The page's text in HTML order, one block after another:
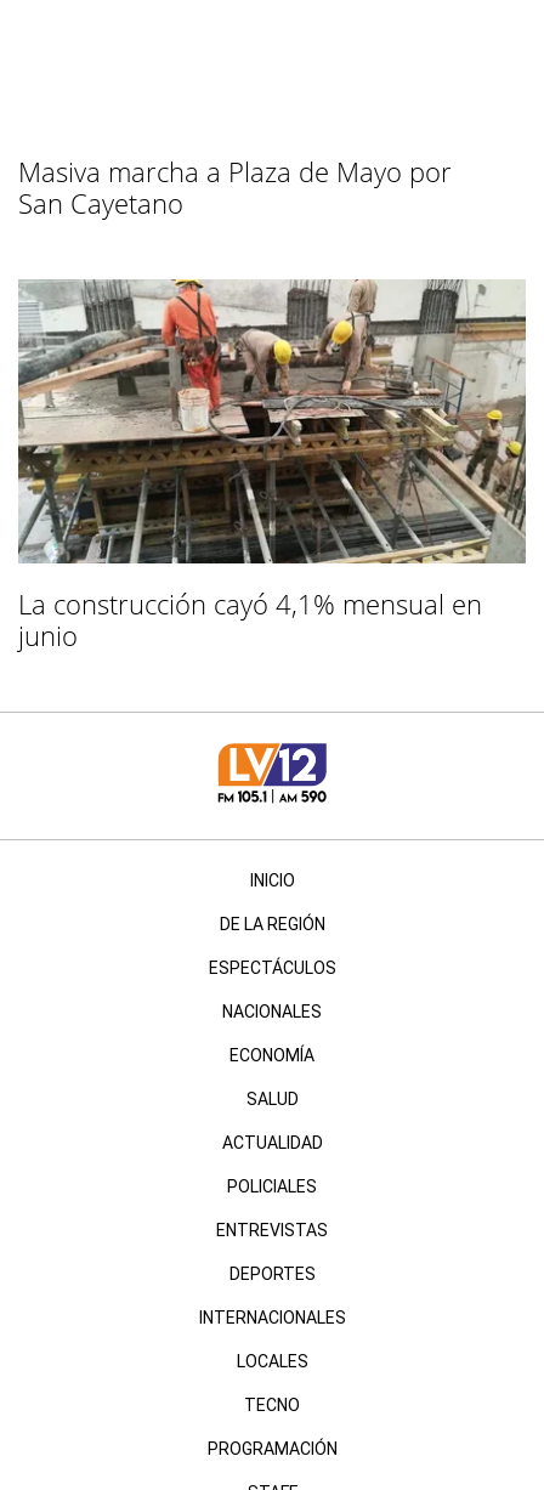
Masiva marcha a Plaza de Mayo por
San Cayetano
La construcción cayó 4,1% mensual en
junio
INICIO
DE LA REGIÓN
ESPECTÁCULOS
NACIONALES
ECONOMÍA
SALUD
ACTUALIDAD
POLICIALES
ENTREVISTAS
DEPORTES
INTERNACIONALES
LOCALES
TECNO
PROGRAMACIÓN